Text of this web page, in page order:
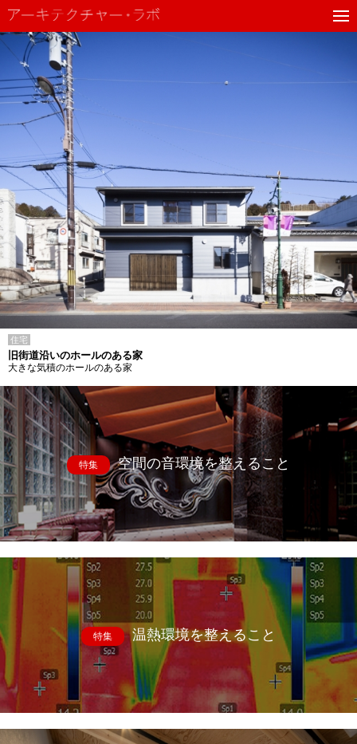
住宅
旧街道沿いのホールのある家
大きな気積のホールのある家
特集 空間の音環境を整えること
特集 温熱環境を整えること